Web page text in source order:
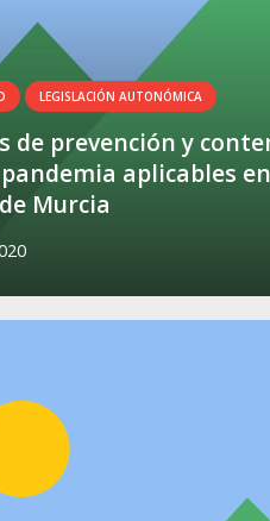
LEGISLACIÓN AUTONÓMICA
de prevención y
aplicables
Murcia